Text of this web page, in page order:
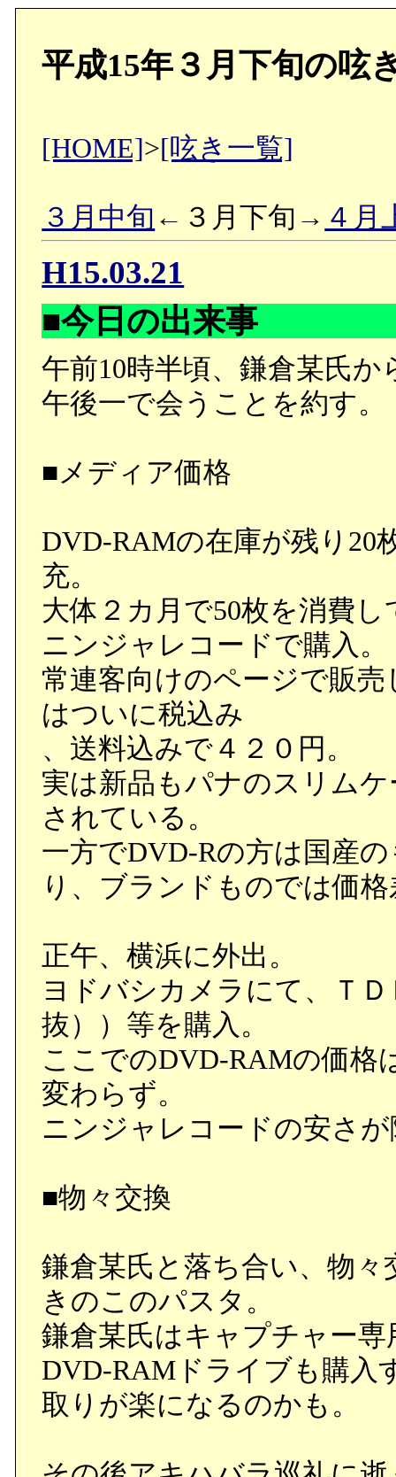
平成15年３月下旬の呟
[HOME]>[呟き一覧]
３月中旬 ←３月下旬→ ４月
H15.03.21
■今日の出来事
午前10時半頃、鎌倉某氏
午後一で会うことを約す。
■メディア価格
DVD-RAMの在庫が残り20
充。
大体２カ月で50枚を消費
ニンジャレコードで購入。
常連客向けのページで販
はついに税込み
、送料込みで４２０円。
実は新品もパナのスリム
されている。
一方でDVD-Rの方は国産
り、ブランドものでは価
正午、横浜に外出。
ヨドバシカメラにて、ＴＤ
抜））等を購入。
ここでのDVD-RAMの価格
変わらず。
ニンジャレコードの安さ
■物々交換
鎌倉某氏と落ち合い、物
きのこのパスタ。
鎌倉某氏はキャプチャー
DVD-RAMドライブも購入
取りが楽になるのかも。